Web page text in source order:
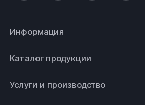
Информация
Каталог продукции
Услуги и производство